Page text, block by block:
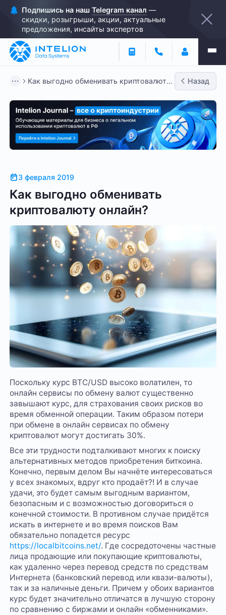
Подпишись на наш Telegram канал —
скидки, розыгрыши, акции, актуальные
предложения, инсайты экспертов
Как выгодно обменивать криптовалюту
Назад
3 февраля 2019
Как выгодно обменивать
криптовалюту онлайн?
Поскольку курс BTC/USD высоко волатилен, то
онлайн сервисы по обмену валют существенно
завышают курс, для страхования своих рисков во
время обменной операции. Таким образом потери
при обмене в онлайн сервисах по обмену
криптовалют могут достигать 30%.
Все эти трудности подталкивают многих к поиску
альтернативных методов приобретения биткоина.
Конечно, первым делом Вы начнёте интересоваться
у всех знакомых, вдруг кто продаёт?! И в случае
удачи, это будет самым выгодным вариантом,
безопасным и с возможностью договориться о
конечной стоимости. В противном случае придётся
искать в интернете и во время поисков Вам
обязательно попадется ресурс
https://localbitcoins.net/. Где сосредоточены частные
лица продающие или покупающие криптовалюты,
как удаленно через перевод средств по средствам
Интернета (банковский перевод или квази-валюты),
так и за наличные деньги. Причем у обоих вариантов
курс будет значительно отличатся в лучшую сторону
по сравнению с биржами и онлайн «обменниками».